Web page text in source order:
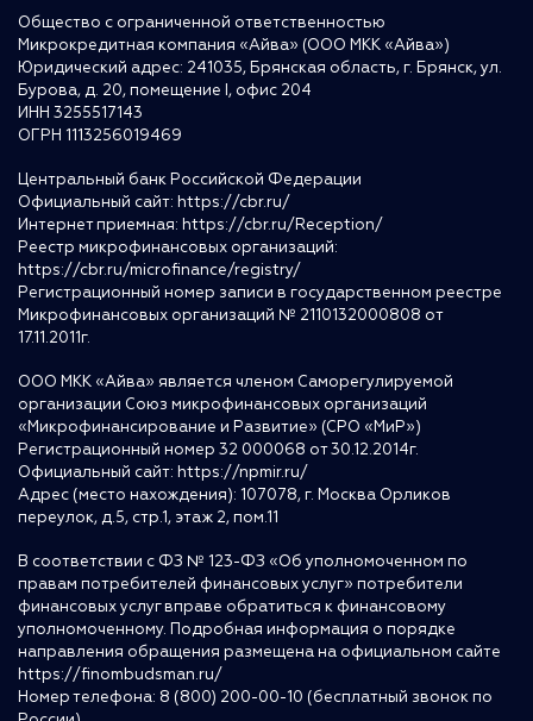
Общество с ограниченной ответственностью
Микрокредитная компания «Айва» (ООО МКК «Айва»)
Юридический адрес: 241035, Брянская область, г. Брянск, ул.
Бурова, д. 20, помещение I, офис 204
ИНН 3255517143
ОГРН 1113256019469
Центральный банк Российской Федерации
Официальный сайт: https://cbr.ru/
Интернет приемная: https://cbr.ru/Reception/
Реестр микрофинансовых организаций:
https://cbr.ru/microfinance/registry/
Регистрационный номер записи в государственном реестре
Микрофинансовых организаций № 2110132000808 от
17.11.2011г.
ООО МКК «Айва» является членом Саморегулируемой
организации Союз микрофинансовых организаций
«Микрофинансирование и Развитие» (СРО «МиР»)
Регистрационный номер 32 000068 от 30.12.2014г.
Официальный сайт: https://npmir.ru/
Адрес (место нахождения): 107078, г. Москва Орликов
переулок, д.5, стр.1, этаж 2, пом.11
В соответствии с ФЗ № 123-ФЗ «Об уполномоченном по
правам потребителей финансовых услуг» потребители
финансовых услуг вправе обратиться к финансовому
уполномоченному. Подробная информация о порядке
направления обращения размещена на официальном сайте
https://finombudsman.ru/
Номер телефона: 8 (800) 200-00-10 (бесплатный звонок по